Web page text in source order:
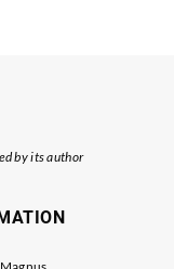
by its author